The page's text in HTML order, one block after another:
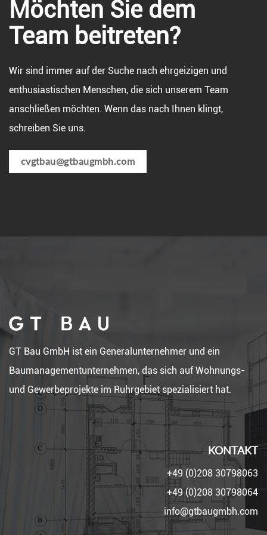
Möchten Sie dem
Team beitreten?
Wir sind immer auf der Suche nach ehrgeizigen und
enthusiastischen Menschen, die sich unserem Team
anschließen möchten. Wenn das nach Ihnen klingt,
schreiben Sie uns.
cvgtbau@gtbaugmbh.com
GT Bau GmbH ist ein Generalunternehmer und ein
Baumanagementunternehmen, das sich auf Wohnungs-
und Gewerbeprojekte im Ruhrgebiet spezialisiert hat.
KONTAKT
+49 (0)208 30798063
+49 (0)208 30798064
info@gtbaugmbh.com